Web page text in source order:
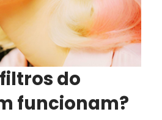
do
funcionam?